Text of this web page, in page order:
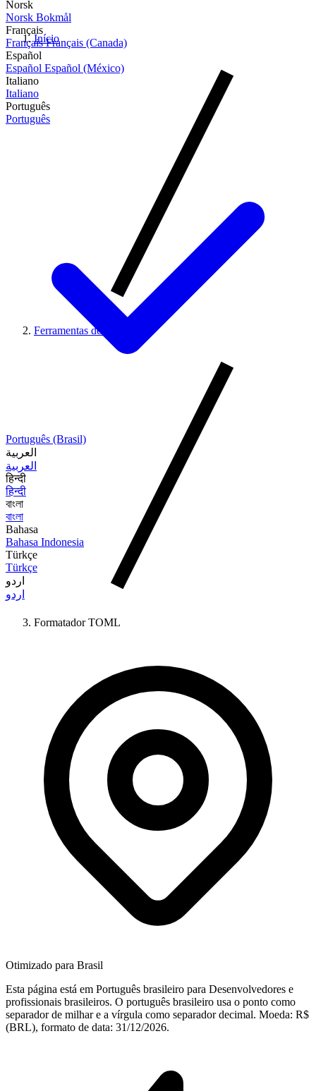
Norsk
Norsk Bokmål
Français
FrançaisFrançais (Canada)
Español
Español Español (México)
Italiano
Italiano
Português
Português
Português (Brasil)
العربية
العربية
हिन्दी
हिन्दी
বাংলা
বাংলা
Bahasa
Bahasa Indonesia
Türkçe
Türkçe
اردو
اردو
Início
Ferramentas de Codigo
Formatador TOML
Otimizado para Brasil
Esta página está em Português brasileiro para Desenvolvedores e
profissionais brasileiros. O português brasileiro usa o ponto como
separador de milhar e a vírgula como separador decimal. Moeda: R$
(BRL), formato de data: 31/12/2026.